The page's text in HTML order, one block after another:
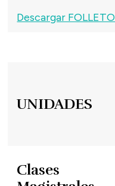
Descargar FOLLETO
UNIDADES
Clases